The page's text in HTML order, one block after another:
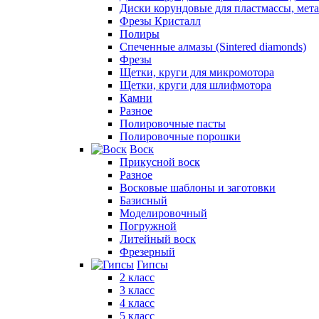
Диски корундовые для пластмассы,
Фрезы Кристалл
Полиры
Спеченные алмазы (Sintered diamonds)
Фрезы
Щетки, круги для микромотора
Щетки, круги для шлифмотора
Камни
Разное
Полировочные пасты
Полировочные порошки
Воск
Прикусной воск
Разное
Восковые шаблоны и заготовки
Базисный
Моделировочный
Погружной
Литейный воск
Фрезерный
Гипсы
2 класс
3 класс
4 класс
5 класс